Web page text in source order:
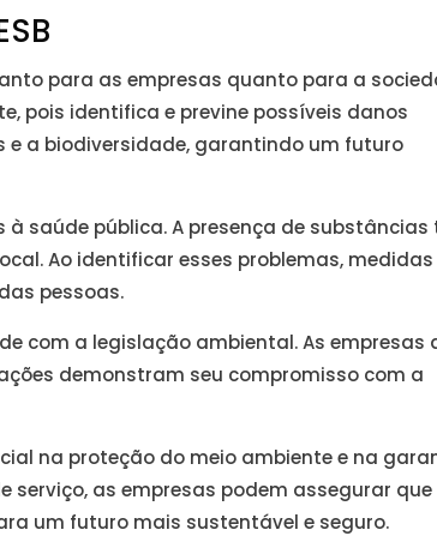
para as empresas quanto para a
pois identifica e previne possíveis danos
a biodiversidade, garantindo um futuro
saúde pública. A presença de substâncias
Ao identificar esses problemas, medidas
pessoas.
com a legislação ambiental. As empresas
demonstram seu compromisso com a
na proteção do meio ambiente e na
as empresas podem assegurar que
um futuro mais sustentável e seguro.